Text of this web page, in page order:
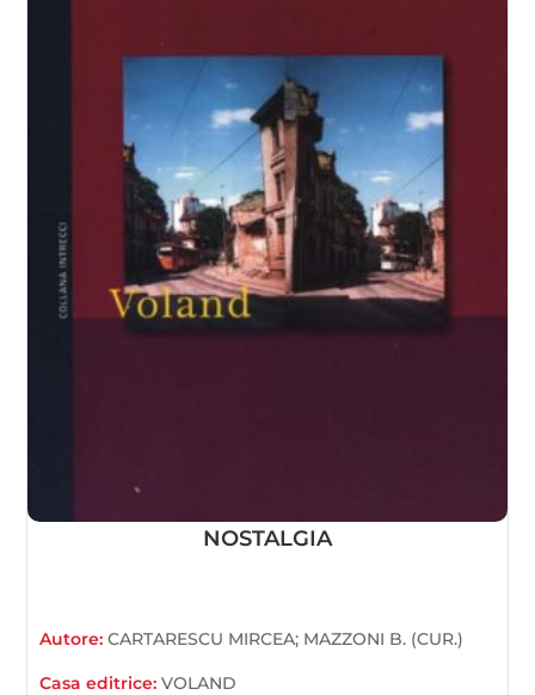
NOSTALGIA
Autore:CARTARESCU MIRCEA; MAZZONI B. (CUR.)
Casa editrice:VOLAND